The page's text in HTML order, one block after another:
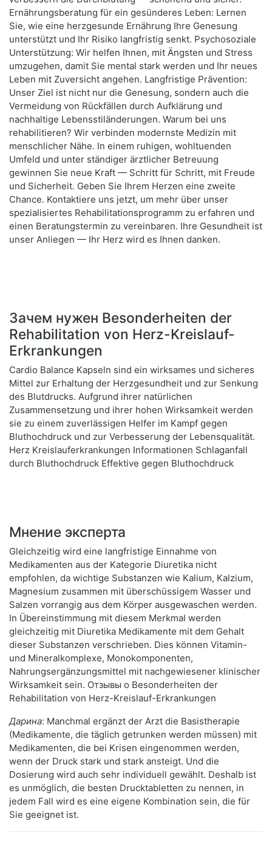
Ernährungsberatung für ein gesünderes Leben: Lernen
Sie, wie eine herzgesunde Ernährung Ihre Genesung
unterstützt und Ihr Risiko langfristig senkt. Psychosoziale
Unterstützung: Wir helfen Ihnen, mit Ängsten und Stress
umzugehen, damit Sie mental stark werden und Ihr neues
Leben mit Zuversicht angehen. Langfristige Prävention:
Unser Ziel ist nicht nur die Genesung, sondern auch die
Vermeidung von Rückfällen durch Aufklärung und
nachhaltige Lebensstiländerungen. Warum bei uns
rehabilitieren? Wir verbinden modernste Medizin mit
menschlicher Nähe. In einem ruhigen, wohltuenden
Umfeld und unter ständiger ärztlicher Betreuung
gewinnen Sie neue Kraft — Schritt für Schritt, mit Freude
und Sicherheit. Geben Sie Ihrem Herzen eine zweite
Chance. Kontaktiere uns jetzt, um mehr über unser
spezialisiertes Rehabilitationsprogramm zu erfahren und
einen Beratungstermin zu vereinbaren. Ihre Gesundheit ist
unser Anliegen — Ihr Herz wird es Ihnen danken.
Зачем нужен Besonderheiten der
Rehabilitation von Herz-Kreislauf-
Erkrankungen
Cardio Balance Kapseln sind ein wirksames und sicheres
Mittel zur Erhaltung der Herzgesundheit und zur Senkung
des Blutdrucks. Aufgrund ihrer natürlichen
Zusammensetzung und ihrer hohen Wirksamkeit werden
sie zu einem zuverlässigen Helfer im Kampf gegen
Bluthochdruck und zur Verbesserung der Lebensqualität.
Herz Kreislauferkrankungen Informationen Schlaganfall
durch Bluthochdruck Effektive gegen Bluthochdruck
Мнение эксперта
Gleichzeitig wird eine langfristige Einnahme von
Medikamenten aus der Kategorie Diuretika nicht
empfohlen, da wichtige Substanzen wie Kalium, Kalzium,
Magnesium zusammen mit überschüssigem Wasser und
Salzen vorrangig aus dem Körper ausgewaschen werden.
In Übereinstimmung mit diesem Merkmal werden
gleichzeitig mit Diuretika Medikamente mit dem Gehalt
dieser Substanzen verschrieben. Dies können Vitamin-
und Mineralkomplexe, Monokomponenten,
Nahrungsergänzungsmittel mit nachgewiesener klinischer
Wirksamkeit sein. Отзывы о Besonderheiten der
Rehabilitation von Herz-Kreislauf-Erkrankungen
Дарина: Manchmal ergänzt der Arzt die Basistherapie
(Medikamente, die täglich getrunken werden müssen) mit
Medikamenten, die bei Krisen eingenommen werden,
wenn der Druck stark und stark ansteigt. Und die
Dosierung wird auch sehr individuell gewählt. Deshalb ist
es unmöglich, die besten Drucktabletten zu nennen, in
jedem Fall wird es eine eigene Kombination sein, die für
Sie geeignet ist.